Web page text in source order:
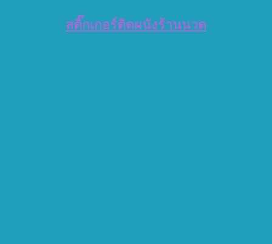
สติ๊กเกอร์ติดผนังร้านนวด